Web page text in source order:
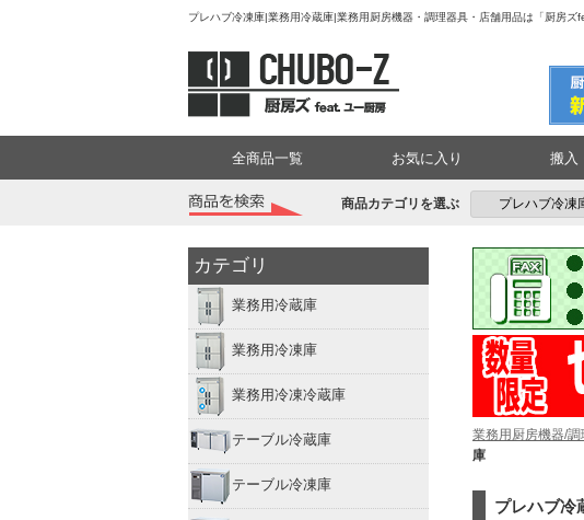
プレハブ冷凍庫|業務用冷蔵庫|業務用厨房機器・調理器具・店舗用品は「厨房ズ
全商品一覧 お気に入り 搬入
商品カテゴリを選ぶ
カテゴリ
業務用冷蔵庫
業務用冷凍庫
業務用冷凍冷蔵庫
テーブル冷蔵庫
テーブル冷凍庫
業務用厨房機器/調
庫
プレハブ冷